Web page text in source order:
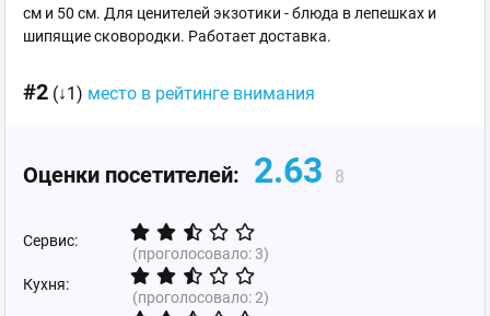
см и 50 см. Для ценителей экзотики - блюда в лепешках и
шипящие сковородки. Работает доставка.
#2 (↓1) место в рейтинге внимания
Оценки посетителей: 2.63 8
Сервис:
(проголосовало:3)
Кухня:
(проголосовало:2)